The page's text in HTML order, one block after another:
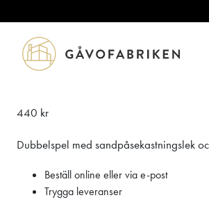
Baggy –
440 kr
Dubbelspel med sandpåsekastningslek
Beställ online eller via e-post
Trygga leveranser